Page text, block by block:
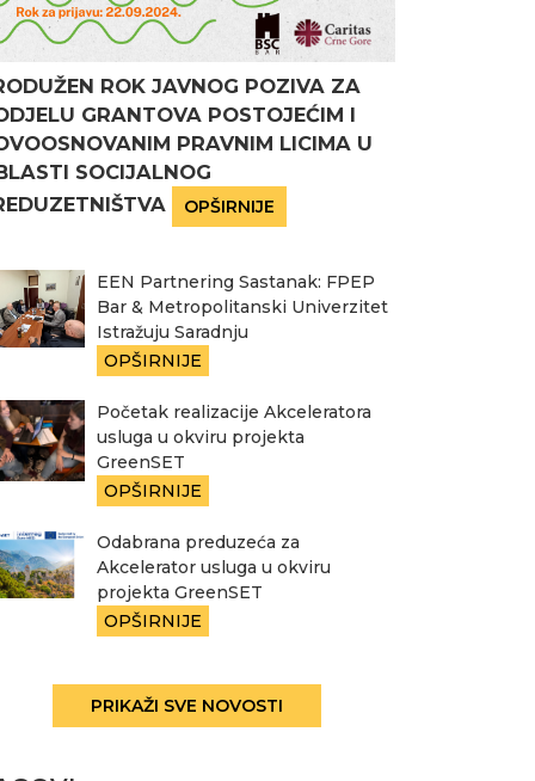
ROK JAVNOG POZIVA ZA
GRANTOVA POSTOJEĆIM I
PRAVNIM LICIMA U
SOCIJALNOG
OPŠIRNIJE
EEN Partnering Sastanak: FPEP
Bar & Metropolitanski Univerzitet
Istražuju Saradnju
OPŠIRNIJE
Početak realizacije Akceleratora
usluga u okviru projekta
GreenSET
OPŠIRNIJE
Odabrana preduzeća za
Akcelerator usluga u okviru
projekta GreenSET
OPŠIRNIJE
PRIKAŽI SVE NOVOSTI